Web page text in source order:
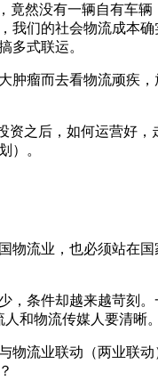
竟然没有一辆自有车
我们的社会物流成本
多式联运。
肿瘤而去看物流顽疾
资之后，如何运营好
）。
流业，也必须站在国
条件却越来越苛刻
和物流传媒人要清晰。
物流业联动（两业联